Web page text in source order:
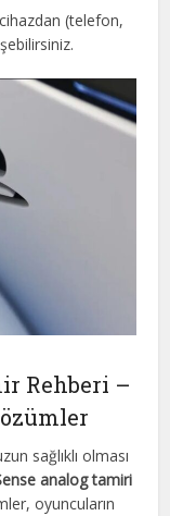
(telefon,
Rehberi –
sağlıklı olması
analog tamiri
oyuncuların